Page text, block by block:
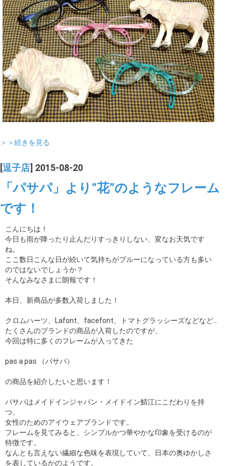
＞＞続きを見る
[逗子店] 2015-08-20
「パサパ」より”花”のようなフレーム
です！
こんにちは！
今日も雨が降ったり止んだりすっきりしない、変なお天気です
ね。
ここ数日こんな日が続いて気持ちがブルーになっている方も多い
のではないでしょうか？
そんなみなさまに朗報です！
本日、新商品が多数入荷しました！
クロムハーツ、Lafont、facefont、トマトグラッシーズなどなど…
たくさんのブランドの商品が入荷したのですが、
今回は特に多くのフレームが入ってきた
pas a pas （パサパ）
の商品を紹介したいと思います！
パサパはメイドインジャパン・メイドイン鯖江にこだわりを持
つ、
女性のためのアイウェアブランドです。
フレームを見てみると、シンプルかつ華やかな印象を受けるのが
特徴です。
なんとも言えない繊細な色味を表現していて、日本の奥ゆかしさ
を表しているかのようです。